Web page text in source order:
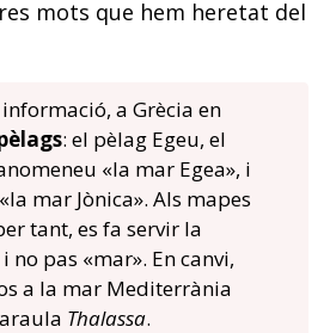
mots que hem heretat del
a Grècia en
: el pèlag Egeu, el
«la mar Egea», i
mar Jònica». Als mapes
tant, es fa servir la
i no pas «mar». En canvi,
a la mar Mediterrània
Thalassa.